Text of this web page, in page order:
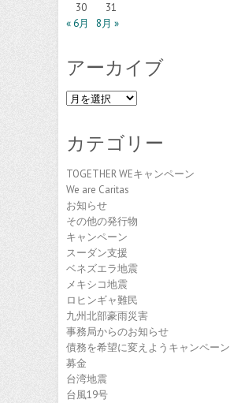
30
31
« 6月
8月 »
アーカイブ
ア
イ
カテゴリー
TOGETHER WEキャンペーン
We are Caritas
お知らせ
その他の発行物
キャンペーン
スーダン支援
ベネズエラ地震
メキシコ地震
ロヒンギャ難民
九州北部豪雨災害
事務局からのお知らせ
債務を希望に変えようキャンペーン
募金
台湾地震
台風19号